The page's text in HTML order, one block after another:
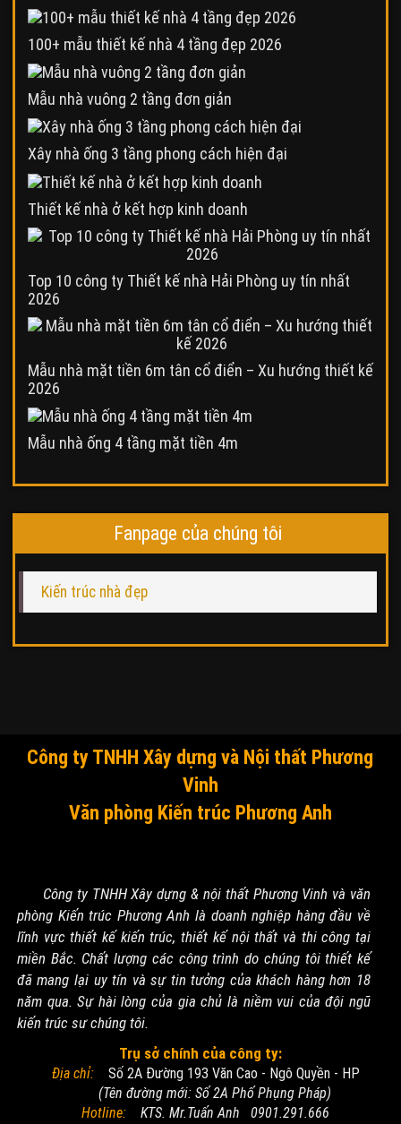
100+ mẫu thiết kế nhà 4 tầng đẹp 2026
Mẫu nhà vuông 2 tầng đơn giản
Xây nhà ống 3 tầng phong cách hiện đại
Thiết kế nhà ở kết hợp kinh doanh
Top 10 công ty Thiết kế nhà Hải Phòng uy tín nhất
2026
Mẫu nhà mặt tiền 6m tân cổ điển – Xu hướng thiết kế
2026
Mẫu nhà ống 4 tầng mặt tiền 4m
Fanpage của chúng tôi
Kiến trúc nhà đẹp
Công ty TNHH Xây dựng và Nội thất Phương
Vinh
Văn phòng Kiến trúc Phương Anh
Công ty TNHH Xây dựng & nội thất Phương Vinh và văn
phòng Kiến trúc Phương Anh là doanh nghiệp hàng đầu về
lĩnh vực thiết kế kiến trúc, thiết kế nội thất và thi công tại
miền Bắc. Chất lượng các công trình do chúng tôi thiết kế
đã mang lại uy tín và sự tin tưởng của khách hàng hơn 18
năm qua. Sự hài lòng của gia chủ là niềm vui của đội ngũ
kiến trúc sư chúng tôi.
Trụ sở chính của công ty:
Địa chỉ:Số 2A Đường 193 Văn Cao - Ngô Quyền - HP
(Tên đường mới: Số 2A Phố Phụng Pháp)
Hotline: KTS. Mr.Tuấn Anh 0901.291.666